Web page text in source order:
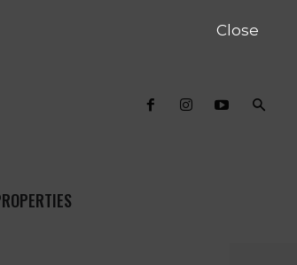
Close